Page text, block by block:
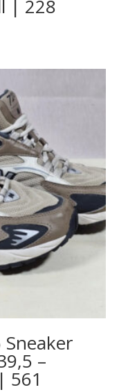
| 228
–
561